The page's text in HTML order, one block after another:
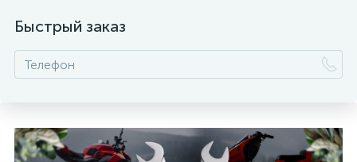
Быстрый заказ